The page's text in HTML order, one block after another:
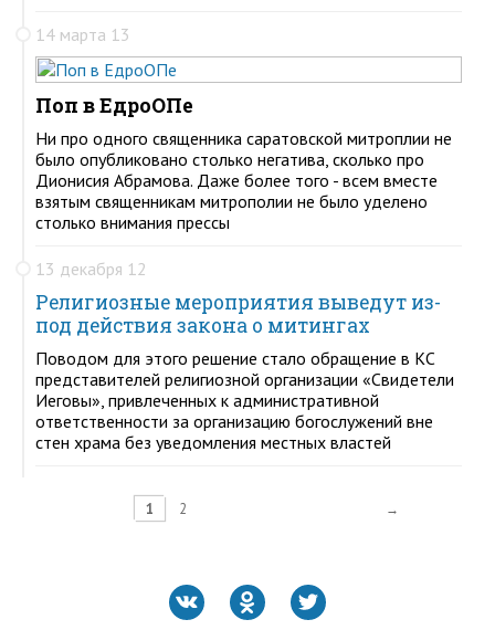
14 марта 13
Поп в ЕдроОПе
Ни про одного священника саратовской митроплии не
было опубликовано столько негатива, сколько про
Дионисия Абрамова. Даже более того - всем вместе
взятым священникам митрополии не было уделено
столько внимания прессы
13 декабря 12
Религиозные мероприятия выведут из-
под действия закона о митингах
Поводом для этого решение стало обращение в КС
представителей религиозной организации «Свидетели
Иеговы», привлеченных к административной
ответственности за организацию богослужений вне
стен храма без уведомления местных властей
1 2 →